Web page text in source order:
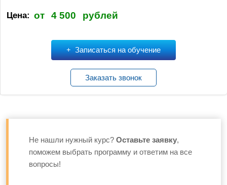
Цена: от 4 500 рублей
Записаться на обучение
Заказать звонок
Не нашли нужный курс? Оставьте заявку,
поможем выбрать программу и ответим на все
вопросы!